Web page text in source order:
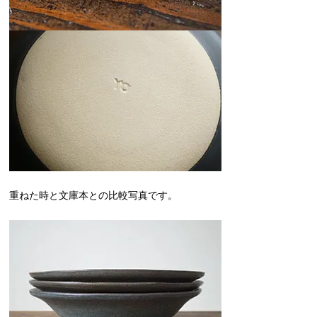
重ねた時と文庫本との比較写真です。